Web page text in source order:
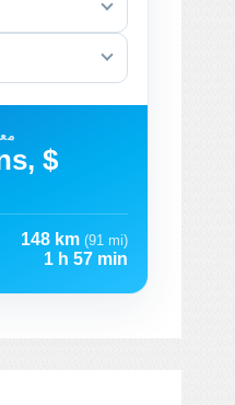
$
148 km (91 mi)
1 h 57 min